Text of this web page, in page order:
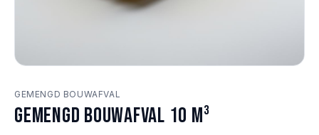
GEMENGD BOUWAFVAL
Gemengd bouwafval 10 m³